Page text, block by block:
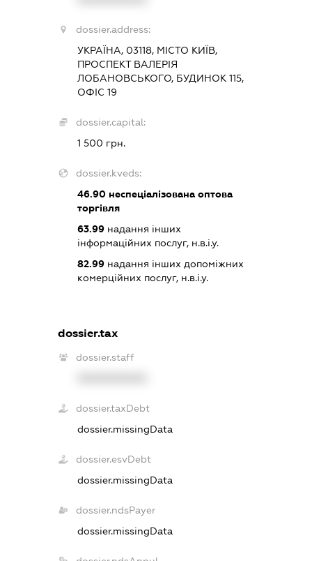
dossier.address:
УКРАЇНА, 03118, МІСТО КИЇВ,
ПРОСПЕКТ ВАЛЕРІЯ
ЛОБАНОВСЬКОГО, БУДИНОК 115,
ОФІС 19
dossier.capital:
1 500 грн.
dossier.kveds:
46.90 неспеціалізована оптова
торгівля
63.99 надання інших
інформаційних послуг, н.в.і.у.
82.99 надання інших допоміжних
комерційних послуг, н.в.і.у.
dossier.tax
dossier.staff
dossier.taxDebt
dossier.missingData
dossier.esvDebt
dossier.missingData
dossier.ndsPayer
dossier.missingData